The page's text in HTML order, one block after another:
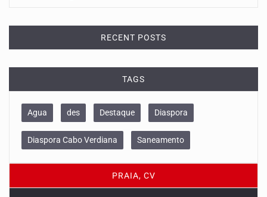
RECENT POSTS
TAGS
Agua des Destaque Diaspora
Diaspora Cabo Verdiana Saneamento
PRAIA, CV